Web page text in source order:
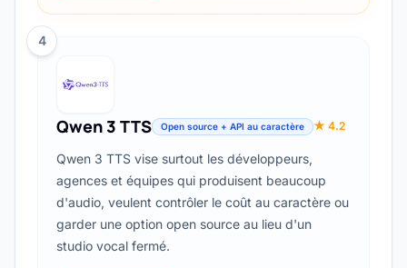
4
Qwen 3 TTS Open source + API au caractère ★ 4.2
Qwen 3 TTS vise surtout les développeurs,
agences et équipes qui produisent beaucoup
d'audio, veulent contrôler le coût au caractère ou
garder une option open source au lieu d'un
studio vocal fermé.